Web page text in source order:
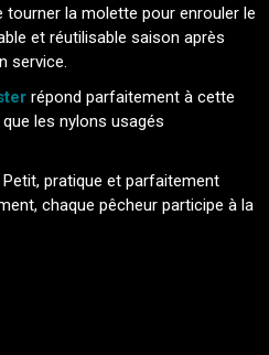
tourner la molette pour enrouler le
et réutilisable saison après
service.
répond parfaitement à cette
les nylons usagés
Petit, pratique et parfaitement
chaque pêcheur participe à la